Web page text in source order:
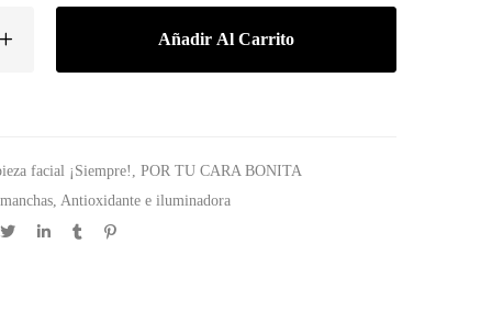
Añadir Al Carrito
facial ¡Siempre! , POR TU CARA BONITA
, Antioxidante e iluminadora